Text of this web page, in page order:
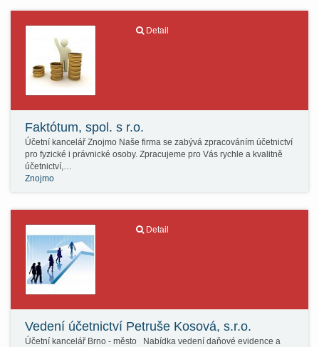
Detail
Faktótum, spol. s r.o.
Účetní kancelář Znojmo Naše firma se zabývá zpracováním účetnictví
pro fyzické i právnické osoby. Zpracujeme pro Vás rychle a kvalitně
účetnictví,…
Znojmo
Detail
Vedení účetnictví Petruše Kosová, s.r.o.
Účetní kancelář Brno - město Nabídka vedení daňové evidence a